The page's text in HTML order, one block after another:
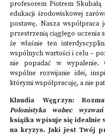
profesorem Piotrem
edukacji środowiskowej
postawę. Nasza współpraca
przestrzenią ciągłego uczenia
że właśnie ten
wspólnych wartości i celu –
nie popadać w wypalenie.
wspólne rozwijanie idei,
którymi współpracuję, a nie
Klaudia Węgrzyn:
Polonistyka wobec wyzwań
książka wpisuje się idealnie
na kryzys. Jaki jest Twój